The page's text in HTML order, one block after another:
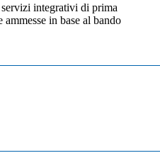
integrativi di prima
in base al bando